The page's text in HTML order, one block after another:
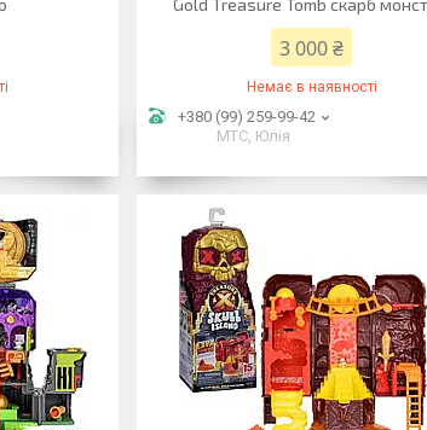
Gold Treasure Tomb скарб
3 000 ₴
Немає в наявності
+380 (99) 259-99-42
МТС, Юлія